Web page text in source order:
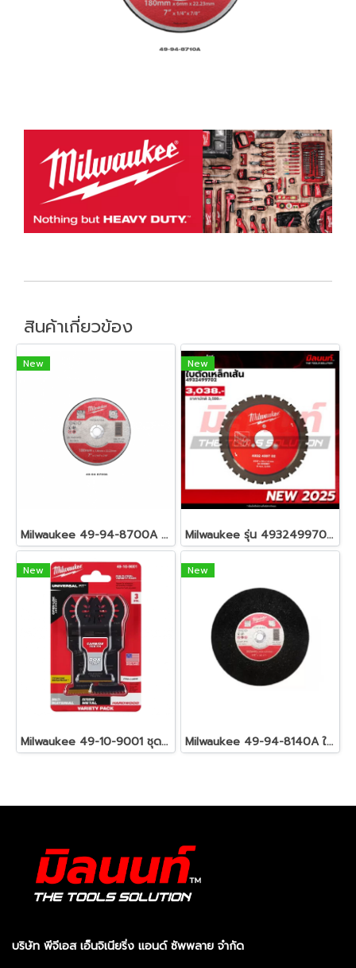
สินค้าเกี่ยวข้อง
New
Milwaukee 49-94-8700A ใบตัด 7 นิ้ว 180 X 1.6 X 22.23 มม.
New
Milwaukee รุ่น 4932499702 ใบตัดเหล็กเส้น รหัส 4932499702
New
Milwaukee 49-10-9001 ชุดใบตัดอเนกประสงค์มัลติทูล 3 ใบ
New
Milwaukee 49-94-8140A ใบตัด 14 นิ้ว 355 X 3 X 25.4 มม.
บริษัท พีจีเอส เอ็นจิเนียริ่ง แอนด์ ซัพพลาย จำกัด